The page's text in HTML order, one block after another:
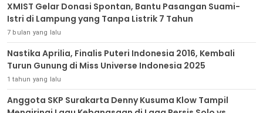
XMIST Gelar Donasi Spontan, Bantu Pasangan Suami-
Istri di Lampung yang Tanpa Listrik 7 Tahun
7 bulan yang lalu
Nastika Aprilia, Finalis Puteri Indonesia 2016, Kembali
Turun Gunung di Miss Universe Indonesia 2025
1 tahun yang lalu
Anggota SKP Surakarta Denny Kusuma Klow Tampil